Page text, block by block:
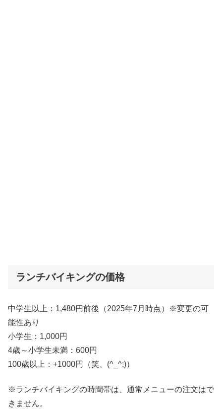
ランチバイキングの価格
中学生以上：1,480円前後（2025年7月時点）※変更の可
能性あり
小学生：1,000円
4歳～小学生未満：600円
100歳以上：+1000円（笑、(^_^;)）
※ランチバイキングの時間帯は、通常メニューの注文はで
きません。